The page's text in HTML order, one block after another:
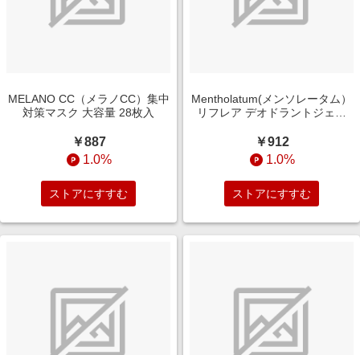
MELANO CC（メラノCC）集中
対策マスク 大容量 28枚入
￥887
1.0%
ストアにすすむ
Mentholatum(メンソレータム）
リフレア デオドラントジェル
(48g)
￥912
1.0%
ストアにすすむ